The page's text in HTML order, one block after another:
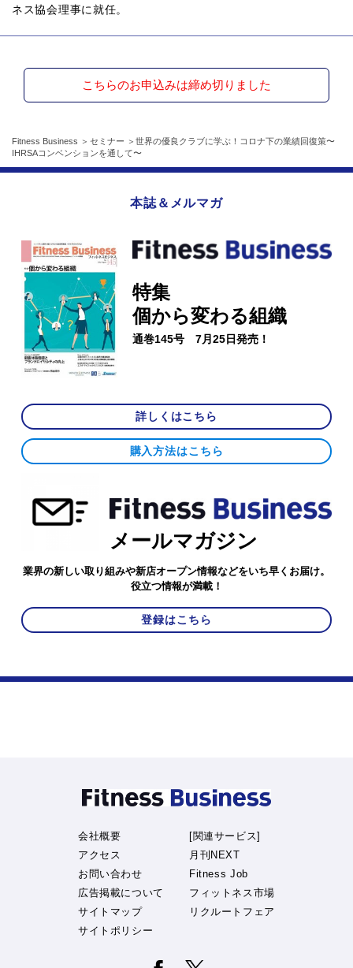
ネス協会理事に就任。
こちらのお申込みは締め切りました
Fitness Business セミナー
世界の優良クラブに学ぶ！コロナ下の業績回復策〜
IHRSAコンベンションを通して〜
本誌＆メルマガ
特集
個から変わる組織
通巻145号 7月25日発売！
詳しくはこちら
購入方法はこちら
メールマガジン
業界の新しい取り組みや新店オープン情報などをいち早くお届け。
役立つ情報が満載！
登録はこちら
会社概要
アクセス
お問い合わせ
広告掲載について
サイトマップ
サイトポリシー
[関連サービス]
月刊NEXT
Fitness Job
フィットネス市場
リクルートフェア